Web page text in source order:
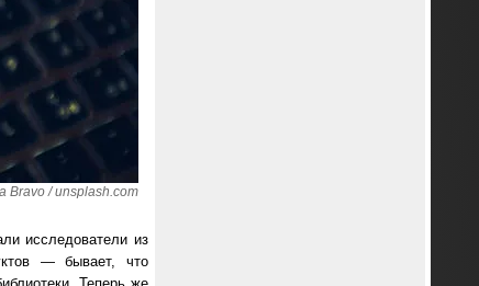
Bravo / unsplash.com
исследователи из
— бывает, что